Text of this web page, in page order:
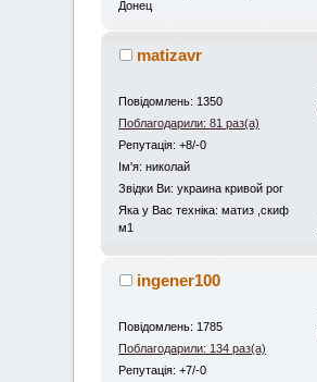
Донец
matizavr
Повідомлень: 1350
Поблагодарили: 81 раз(а)
Репутація: +8/-0
Iм'я: николай
Звідки Ви: украина кривой рог
Яка у Вас техніка: матиз ,скиф
м1
ingener100
Повідомлень: 1785
Поблагодарили: 134 раз(а)
Репутація: +7/-0